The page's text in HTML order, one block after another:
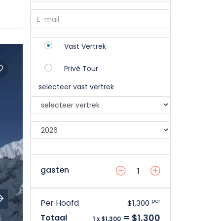
Vast Vertrek
Privé Tour
selecteer vast vertrek
gasten
Per Hoofd $1,300 per
Totaal 1 x $1,300 = $1,300